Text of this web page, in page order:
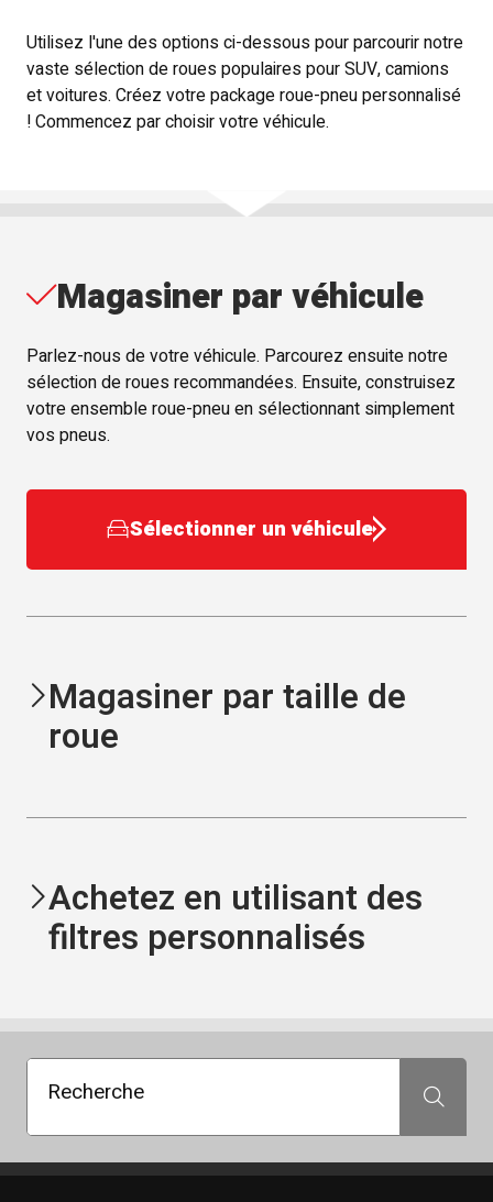
Utilisez l'une des options ci-dessous pour parcourir notre
vaste sélection de roues populaires pour SUV, camions
et voitures. Créez votre package roue-pneu personnalisé
! Commencez par choisir votre véhicule.
Magasiner par véhicule
Parlez-nous de votre véhicule. Parcourez ensuite notre
sélection de roues recommandées. Ensuite, construisez
votre ensemble roue-pneu en sélectionnant simplement
vos pneus.
Sélectionner un véhicule
Magasiner par taille de
roue
Achetez en utilisant des
filtres personnalisés
Recherche Recherche